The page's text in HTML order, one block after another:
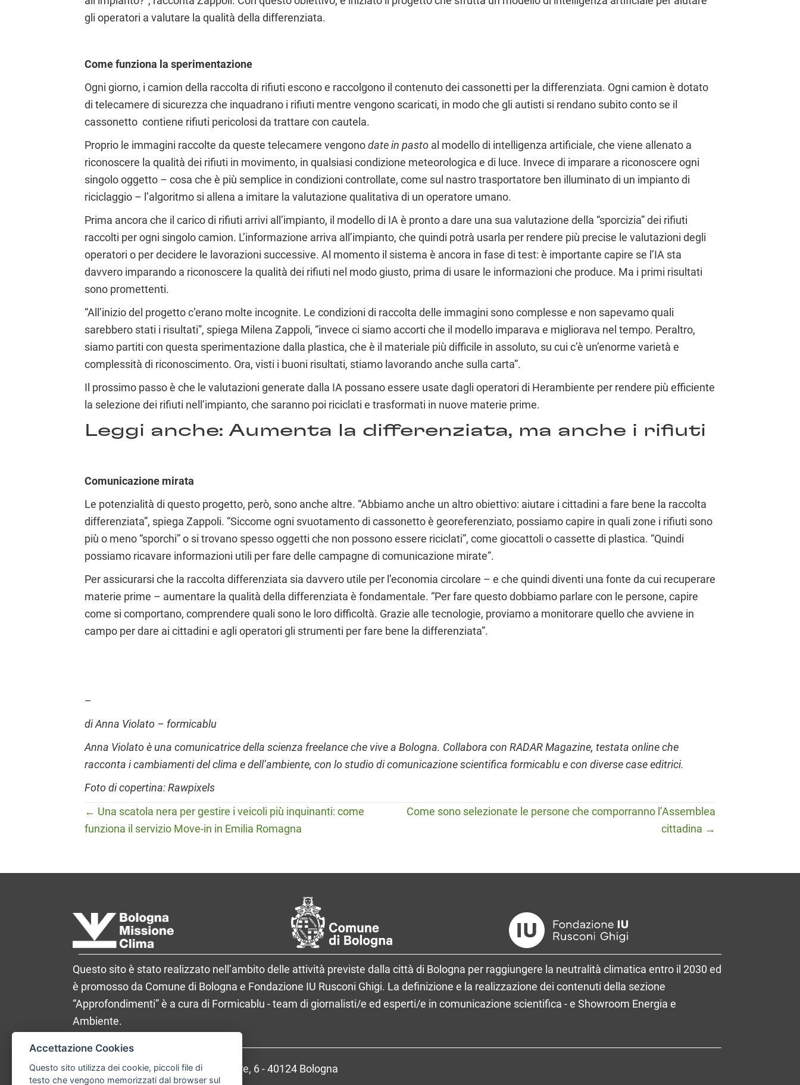
gli operatori a valutare la qualità della differenziata.
Come funziona la sperimentazione
Ogni giorno, i camion della raccolta di rifiuti escono e raccolgono il contenuto dei cassonetti per la differenziata. Ogni camion è dotato
di telecamere di sicurezza che inquadrano i rifiuti mentre vengono scaricati, in modo che gli autisti si rendano subito conto se il
cassonetto contiene rifiuti pericolosi da trattare con cautela.
Proprio le immagini raccolte da queste telecamere vengonodate in pasto al modello di intelligenza artificiale, che viene allenato a
riconoscere la qualità dei rifiuti in movimento, in qualsiasi condizione meteorologica e di luce. Invece di imparare a riconoscere ogni
singolo oggetto – cosa che è più semplice in condizioni controllate, come sul nastro trasportatore ben illuminato di un impianto di
riciclaggio – l’algoritmo si allena a imitare la valutazione qualitativa di un operatore umano.
Prima ancora che il carico di rifiuti arrivi all’impianto, il modello di IA è pronto a dare una sua valutazione della “sporcizia” dei rifiuti
raccolti per ogni singolo camion. L’informazione arriva all’impianto, che quindi potrà usarla per rendere più precise le valutazioni degli
operatori o per decidere le lavorazioni successive. Al momento il sistema è ancora in fase di test: è importante capire se l’IA sta
davvero imparando a riconoscere la qualità dei rifiuti nel modo giusto, prima di usare le informazioni che produce. Ma i primi risultati
sono promettenti.
“All’inizio del progetto c’erano molte incognite. Le condizioni di raccolta delle immagini sono complesse e non sapevamo quali
sarebbero stati i risultati”, spiega Milena Zappoli, “invece ci siamo accorti che il modello imparava e migliorava nel tempo. Peraltro,
siamo partiti con questa sperimentazione dalla plastica, che è il materiale più difficile in assoluto, su cui c’è un’enorme varietà e
complessità di riconoscimento. Ora, visti i buoni risultati, stiamo lavorando anche sulla carta”.
Il prossimo passo è che le valutazioni generate dalla IA possano essere usate dagli operatori di Herambiente per rendere più efficiente
la selezione dei rifiuti nell’impianto, che saranno poi riciclati e trasformati in nuove materie prime.
Leggi anche: Aumenta la differenziata, ma anche i rifiuti
Comunicazione mirata
Le potenzialità di questo progetto, però, sono anche altre. “Abbiamo anche un altro obiettivo: aiutare i cittadini a fare bene la raccolta
differenziata”, spiega Zappoli. “Siccome ogni svuotamento di cassonetto è georeferenziato, possiamo capire in quali zone i rifiuti sono
più o meno “sporchi” o si trovano spesso oggetti che non possono essere riciclati”, come giocattoli o cassette di plastica. “Quindi
possiamo ricavare informazioni utili per fare delle campagne di comunicazione mirate”.
Per assicurarsi che la raccolta differenziata sia davvero utile per l’economia circolare – e che quindi diventi una fonte da cui recuperare
materie prime – aumentare la qualità della differenziata è fondamentale. “Per fare questo dobbiamo parlare con le persone, capire
come si comportano, comprendere quali sono le loro difficoltà. Grazie alle tecnologie, proviamo a monitorare quello che avviene in
campo per dare ai cittadini e agli operatori gli strumenti per fare bene la differenziata”.
–
di Anna Violato – formicablu
Anna Violato è una comunicatrice della scienza freelance che vive a Bologna. Collabora con RADAR Magazine, testata online che
racconta i cambiamenti del clima e dell’ambiente, con lo studio di comunicazione scientifica formicablu e con diverse case editrici.
Foto di copertina: Rawpixels
Posts
← Una scatola nera per gestire i veicoli più inquinanti: come
funziona il servizio Move-in in Emilia Romagna
Come sono selezionate le persone che comporranno l’Assemblea
cittadina →
Questo sito è stato realizzato nell’ambito delle attività previste dalla città di Bologna per raggiungere la neutralità climatica entro il 2030 ed
è promosso da Comune di Bologna e Fondazione IU Rusconi Ghigi. La definizione e la realizzazione dei contenuti della sezione
“Approfondimenti” è a cura di Formicablu - team di giornalisti/e ed esperti/e in comunicazione scientifica - e Showroom Energia e
Ambiente.
Comune di Bologna, Piazza Maggiore, 6 - 40124 Bologna
Accettazione Cookies
Questo sito utilizza dei cookie, piccoli file di
testo che vengono memorizzati dal browser sul